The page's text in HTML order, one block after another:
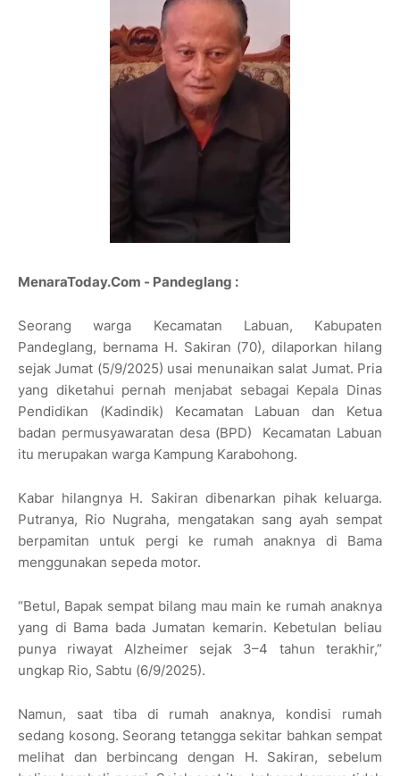
MenaraToday.Com - Pandeglang :
Seorang warga Kecamatan Labuan, Kabupaten
Pandeglang, bernama H. Sakiran (70), dilaporkan hilang
sejak Jumat (5/9/2025) usai menunaikan salat Jumat. Pria
yang diketahui pernah menjabat sebagai Kepala Dinas
Pendidikan (Kadindik) Kecamatan Labuan dan Ketua
badan permusyawaratan desa (BPD) Kecamatan Labuan
itu merupakan warga Kampung Karabohong.
Kabar hilangnya H. Sakiran dibenarkan pihak keluarga.
Putranya, Rio Nugraha, mengatakan sang ayah sempat
berpamitan untuk pergi ke rumah anaknya di Bama
menggunakan sepeda motor.
“Betul, Bapak sempat bilang mau main ke rumah anaknya
yang di Bama bada Jumatan kemarin. Kebetulan beliau
punya riwayat Alzheimer sejak 3–4 tahun terakhir,”
ungkap Rio, Sabtu (6/9/2025).
Namun, saat tiba di rumah anaknya, kondisi rumah
sedang kosong. Seorang tetangga sekitar bahkan sempat
melihat dan berbincang dengan H. Sakiran, sebelum